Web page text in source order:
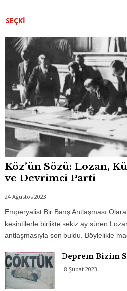
e
b
o
o
k
A
p
p
n
g
er
SEÇKI
Köz’ün Sözü: Lozan,
ve Devrimci Parti
24 Ağustos 2023
Emperyalist Bir Barış Antlaşması
kesintilerle birlikte sekiz ay süren
antlaşmasıyla son buldu. Böylelikle
Deprem Bizim
18 Şubat 2023